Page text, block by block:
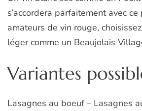
s’accordera parfaitement avec
amateurs de vin rouge,
léger comme un Beaujolais
Variantes
Lasagnes au boeuf – Lasagnes